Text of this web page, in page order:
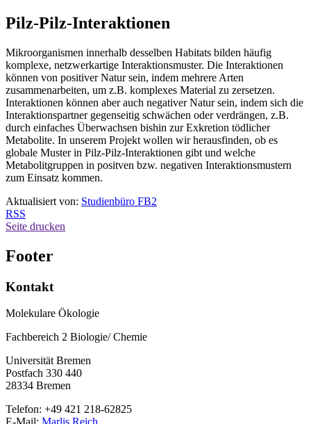
Pilz-Pilz-Interaktionen
Mikroorganismen innerhalb desselben Habitats bilden häufig
komplexe, netzwerkartige Interaktionsmuster. Die Interaktionen
können von positiver Natur sein, indem mehrere Arten
zusammenarbeiten, um z.B. komplexes Material zu zersetzen.
Interaktionen können aber auch negativer Natur sein, indem sich die
Interaktionspartner gegenseitig schwächen oder verdrängen, z.B.
durch einfaches Überwachsen bishin zur Exkretion tödlicher
Metabolite. In unserem Projekt wollen wir herausfinden, ob es
globale Muster in Pilz-Pilz-Interaktionen gibt und welche
Metabolitgruppen in positven bzw. negativen Interaktionsmustern
zum Einsatz kommen.
Aktualisiert von: Studienbüro FB2
RSS
Seite drucken
Footer
Kontakt
Molekulare Ökologie
Fachbereich 2 Biologie/ Chemie
Universität Bremen
Postfach 330 440
28334 Bremen
Telefon: +49 421 218-62825